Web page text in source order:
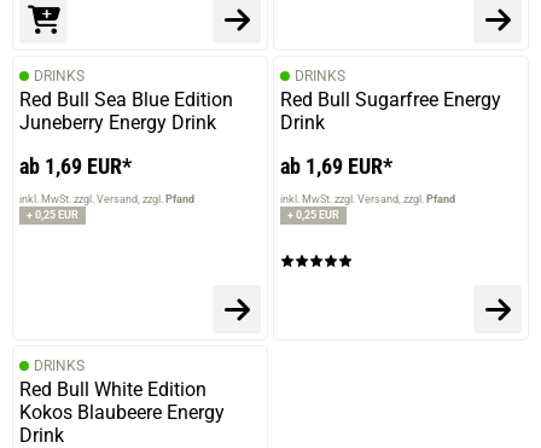
DRINKS
Red Bull Sea Blue Edition
Juneberry Energy Drink
ab 1,69 EUR*
inkl. MwSt. zzgl. Versand zzgl.
Pfand
+ 0,25 EUR
DRINKS
Red Bull Sugarfree Energy
Drink
ab 1,69 EUR*
inkl. MwSt. zzgl. Versand zzgl.
Pfand
+ 0,25 EUR
DRINKS
Red Bull White Edition
Kokos Blaubeere Energy
Drink